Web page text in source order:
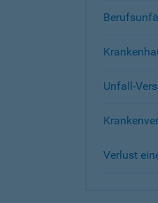
Unfall-
Verlust